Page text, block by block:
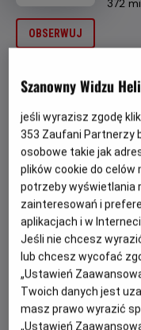
OBSERWUJ
372
OPIS WYDARZENIA
Już26 czerwca, na
rozdaniu szkolnych
zapraszają na
myślą o Was zestaw
odreagowanie
pierwsza
LILY” ! Po krótkiej
napięciu,
będzie jeszcze
będzie„KRWAWE
„POŚWIĘCENI”.
Szanowny Widzu
jeśli wyrazisz zgodę
353 Zaufani Partnerzy
osobowe takie jak
plików cookie do
potrzeby wyświetlania
zainteresowań i
aplikacjach i w
Jeśli nie chcesz
lub chcesz wycofać
„Ustawień
Twoich danych jest
masz prawo wyrazić
„Ustawień